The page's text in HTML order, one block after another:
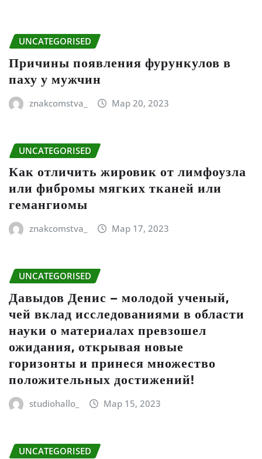
UNCATEGORISED
Причины появления фурункулов в
паху у мужчин
znakcomstva_ Мар 20, 2023
UNCATEGORISED
Как отличить жировик от лимфоузла
или фибромы мягких тканей или
гемангиомы
znakcomstva_ Мар 17, 2023
UNCATEGORISED
Давыдов Денис – молодой ученый,
чей вклад исследованиями в области
науки о материалах превзошел
ожидания, открывая новые
горизонты и принеся множество
положительных достижений!
studiohallo_ Мар 15, 2023
UNCATEGORISED